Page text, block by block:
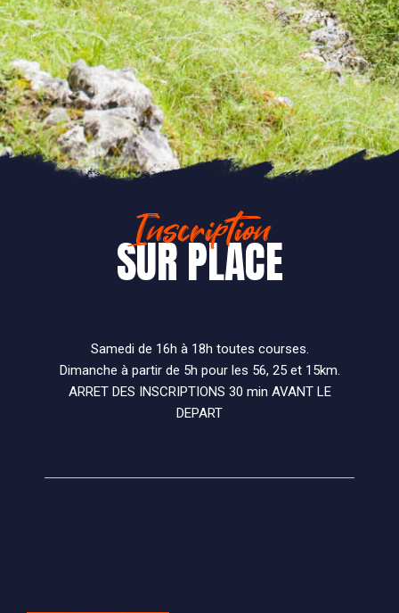
Inscription
SUR PLACE
Samedi de 16h à 18h toutes courses.
Dimanche à partir de 5h pour les 56, 25 et 15km.
ARRET DES INSCRIPTIONS 30 min AVANT LE
DEPART